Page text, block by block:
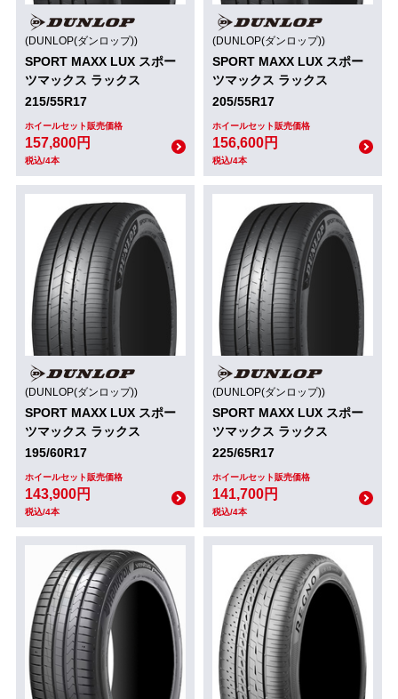
(DUNLOP(ダンロップ))
SPORT MAXX LUX スポー
ツマックス ラックス
215/55R17
ホイールセット販売価格
157,800円
税込/4本
(DUNLOP(ダンロップ))
SPORT MAXX LUX スポー
ツマックス ラックス
205/55R17
ホイールセット販売価格
156,600円
税込/4本
(DUNLOP(ダンロップ))
SPORT MAXX LUX スポー
ツマックス ラックス
195/60R17
ホイールセット販売価格
143,900円
税込/4本
(DUNLOP(ダンロップ))
SPORT MAXX LUX スポー
ツマックス ラックス
225/65R17
ホイールセット販売価格
141,700円
税込/4本